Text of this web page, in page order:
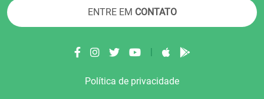
ENTRE EM CONTATO
|
Política de privacidade